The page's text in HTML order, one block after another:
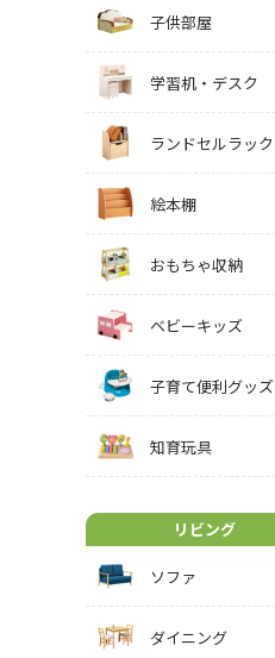
子供部屋
学習机・デスク
ランドセルラック
絵本棚
おもちゃ収納
ベビーキッズ
子育て便利グッズ
知育玩具
リビング
ソファ
ダイニング